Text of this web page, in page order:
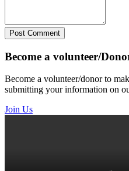
Post Comment
Become a volunteer/
Become a volunteer/donor to
submitting your information on
Join Us